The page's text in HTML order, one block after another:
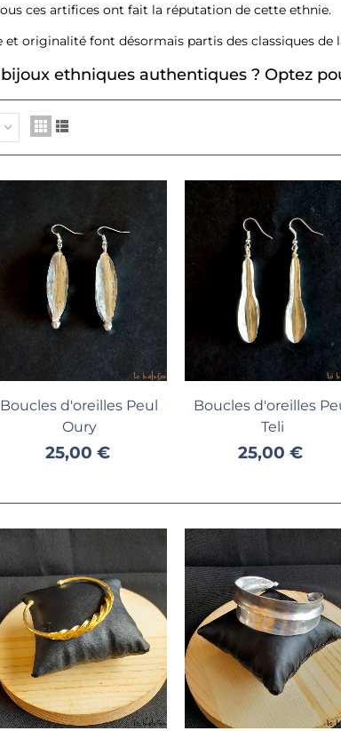
ces artifices ont fait la réputation de cette ethnie.
et originalité font désormais partis des classiques de
ethniques authentiques ? Optez
Ajouter au panier
Boucles d'oreilles Peul
Oury
25,00 €
Ajouter au panier
Boucles d'oreilles
Teli
25,00 €